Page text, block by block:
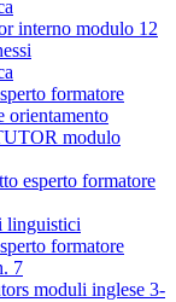
interno modulo 12
formatore
orientamento
modulo
esperto formatore
linguistici
formatore
7
moduli inglese 3-